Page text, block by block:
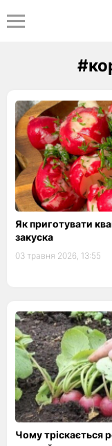
Як приготувати
закуска
03 травня 2026, 13:55
Чому тріскається